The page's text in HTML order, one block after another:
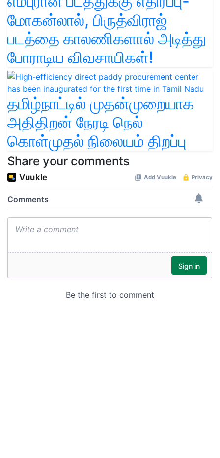
மோகன்லால், பிருத்விராஜ்
படத்தை காலணிகளால் அடித்து
போராடிய விவசாயிகள்!
தமிழ்நாட்டில் முதன்முறையாக
அதிதிறன் நேரடி நெல்
கொள்முதல் நிலையம் திறப்பு
Share your comments